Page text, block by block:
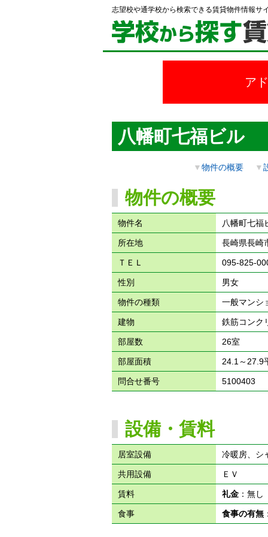
志望校や通学校から検索できる賃貸物件情報サ
ア
八幡町七福ビル
▼物件の概要 ▼
物件の概要
物件名 八幡町七福
所在地 長崎県長崎
ＴＥＬ 095-825-
性別 男女
物件の種類 一般マンシ
建物 鉄筋コン
部屋数 26室
部屋面積 24.1～27.9
問合せ番号 5100403
設備・賃料
居室設備 冷暖房、シ
共用設備 ＥＶ
賃料 礼金：無
食事 食事の有無